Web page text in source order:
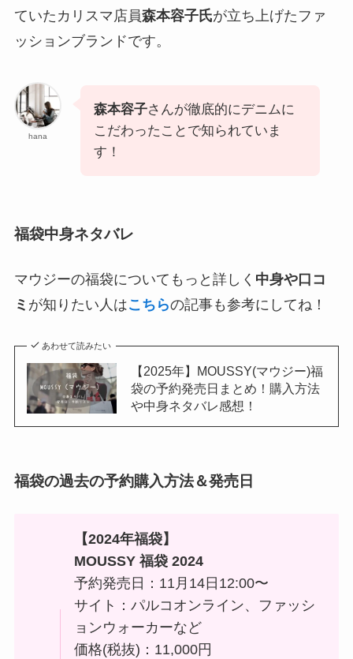
ていたカリスマ店員森本容子氏が立ち上げたファ
ッションブランドです。
hana
森本容子さんが徹底的にデニムに
こだわったことで知られていま
す！
福袋中身ネタバレ
マウジーの福袋についてもっと詳しく 中身や口コ
ミ が知りたい人はこちらの記事も参考にしてね！
あわせて読みたい
【2025年】MOUSSY(マウジー)福
袋の予約発売日まとめ！購入方法
や中身ネタバレ感想！
福袋の過去の予約購入方法＆発売日
【2024年福袋】
MOUSSY 福袋 2024
予約発売日：11月14日12:00〜
サイト：パルコオンライン、ファッシ
ョンウォーカーなど
価格(税抜)：11,000円